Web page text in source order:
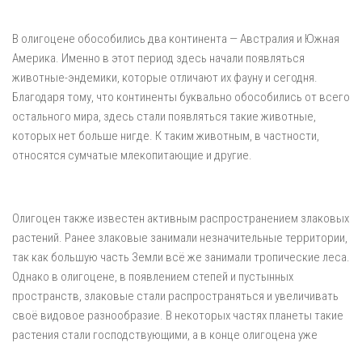
В олигоцене обособились два континента — Австралия и Южная
Америка. Именно в этот период здесь начали появляться
животные-эндемики, которые отличают их фауну и сегодня.
Благодаря тому, что континенты буквально обособились от всего
остального мира, здесь стали появляться такие животные,
которых нет больше нигде. К таким животным, в частности,
относятся сумчатые млекопитающие и другие.
Олигоцен также известен активным распространением злаковых
растений. Ранее злаковые занимали незначительные территории,
так как большую часть Земли всё же занимали тропические леса.
Однако в олигоцене, в появлением степей и пустынных
пространств, злаковые стали распространяться и увеличивать
своё видовое разнообразие. В некоторых частях планеты такие
растения стали господствующими, а в конце олигоцена уже